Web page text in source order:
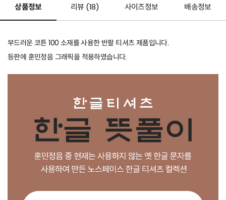
상품정보 리뷰 (18) 사이즈정보 배송정보
부드러운 코튼 100 소재를 사용한 반팔 티셔츠 제품입니다.
등판에 훈민정음 그래픽을 적용하였습니다.